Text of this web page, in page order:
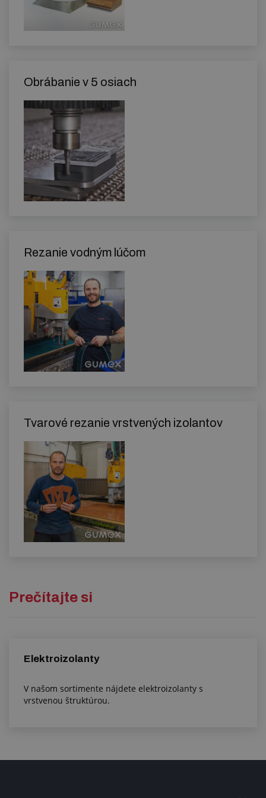
Obrábanie v 5 osiach
Rezanie vodným lúčom
Tvarové rezanie vrstvených izolantov
Prečítajte si
Elektroizolanty
V našom sortimente nájdete elektroizolanty s
vrstvenou štruktúrou.